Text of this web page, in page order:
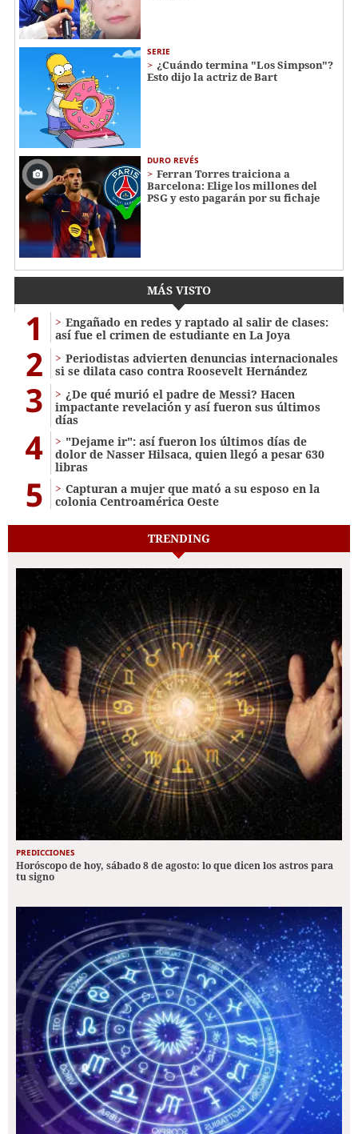
SERIE
¿Cuándo termina "Los Simpson"?
Esto dijo la actriz de Bart
DURO REVÉS
Ferran Torres traiciona a
Barcelona: Elige los millones del
PSG y esto pagarán por su fichaje
MÁS VISTO
1
Engañado en redes y raptado al salir de clases:
así fue el crimen de estudiante en La Joya
2
Periodistas advierten denuncias internacionales
si se dilata caso contra Roosevelt Hernández
3
¿De qué murió el padre de Messi? Hacen
impactante revelación y así fueron sus últimos
días
4
"Dejame ir": así fueron los últimos días de
dolor de Nasser Hilsaca, quien llegó a pesar 630
libras
5
Capturan a mujer que mató a su esposo en la
colonia Centroamérica Oeste
TRENDING
PREDICCIONES
Horóscopo de hoy, sábado 8 de agosto: lo que dicen los astros para
tu signo